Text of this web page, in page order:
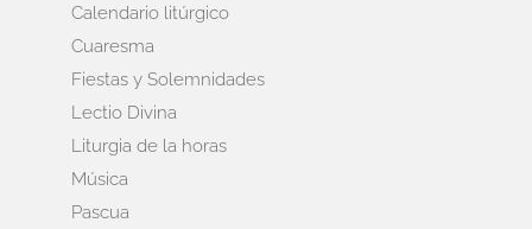
Calendario litúrgico
Cuaresma
Fiestas y Solemnidades
Lectio Divina
Liturgia de la horas
Música
Pascua